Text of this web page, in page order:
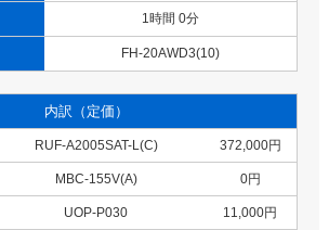
1時間 0分
FH-20AWD3(10)
内訳（定価）
RUF-A2005SAT-L(C) 372,000円
MBC-155V(A) 0円
UOP-P030 11,000円